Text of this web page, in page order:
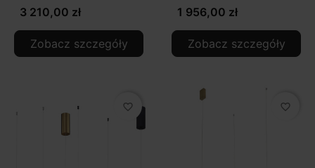
3 210,00 zł
Zobacz szczegóły
1 956,00 zł
Zobacz szczegóły
favorite_border favorite_border